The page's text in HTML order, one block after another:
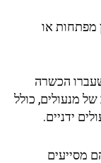
מפתחות או
הכשרה
מנעולים, כולל
ידניים.
מסייעים